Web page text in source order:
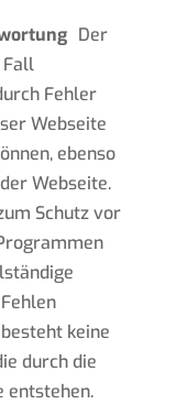
Der
Fehler
Webseite
ebenso
Webseite.
Schutz vor
keine
durch die
entstehen.